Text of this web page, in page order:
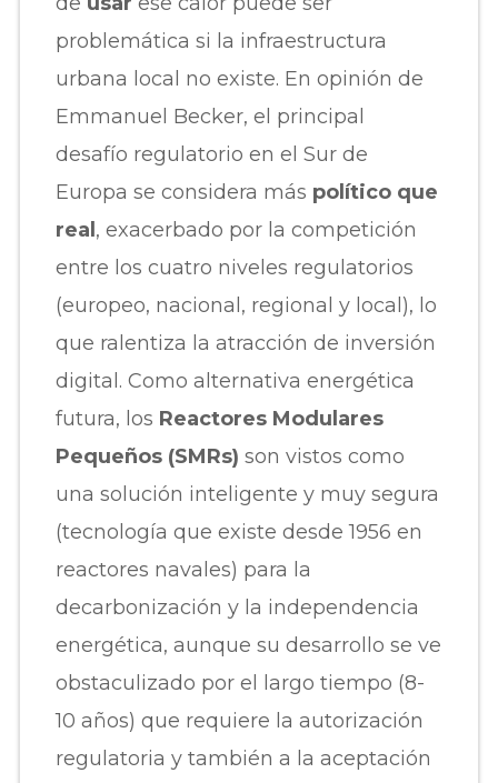
problemática si la infraestructura
urbana local no existe. En opinión de
Emmanuel Becker, el principal
desafío regulatorio en el Sur de
Europa se considera más político que
real , exacerbado por la competición
entre los cuatro niveles regulatorios
(europeo, nacional, regional y local), lo
que ralentiza la atracción de inversión
digital. Como alternativa energética
futura, los Reactores Modulares
Pequeños (SMRs) son vistos como
una solución inteligente y muy segura
(tecnología que existe desde 1956 en
reactores navales) para la
decarbonización y la independencia
energética, aunque su desarrollo se ve
obstaculizado por el largo tiempo (8-
10 años) que requiere la autorización
regulatoria y también a la aceptación